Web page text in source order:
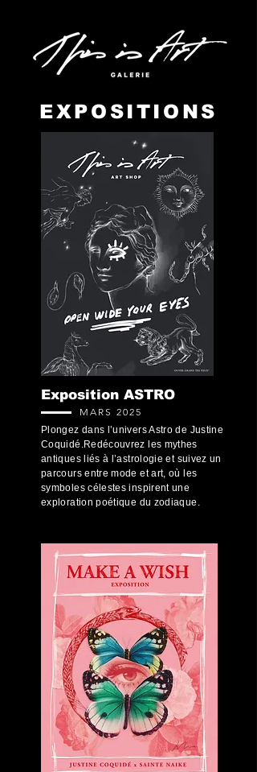
EXPOSITIONS
Exposition ASTRO
MARS 2025
Plongez dans l’univers Astro de Justine
Coquidé.Redécouvrez les mythes
antiques liés à l’astrologie et suivez un
parcours entre mode et art, où les
symboles célestes inspirent une
exploration poétique du zodiaque.